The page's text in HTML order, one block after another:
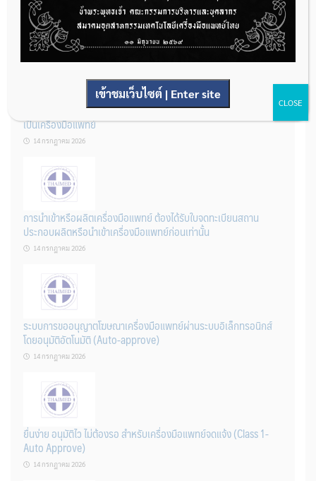
การโฆษณาเครื่องมือแพทย์แบบใดที่ได้รับการยกเว้นไม่ต้องขออนุญาต
14 กรกฎาคม 2026
รู้หรือไม่? ผลิตภัณฑ์ชุดตรวจสําหรับตรวจสอบการปนเปื้อนแบบใดจัด
เป็นเครื่องมือแพทย์
14 กรกฎาคม 2026
การนำเข้าหรือผลิตเครื่องมือแพทย์ ต้องได้รับใบจดทะเบียนสถาน
ประกอบผลิตหรือนำเข้าเครื่องมือแพทย์ก่อนเท่านั้น
14 กรกฎาคม 2026
ระบบการขออนุญาตโฆษณาเครื่องมือแพทย์ผ่านระบบอิเล็กทรอนิกส์
โดยอนุมัติอัตโนมัติ (Auto-approve)
14 กรกฎาคม 2026
ยื่นง่าย อนุมัติไว ไม่ต้องรอ สำหรับเครื่องมือแพทย์จดแจ้ง (Class 1-
Auto Approve)
14 กรกฎาคม 2026
เข้าชมเว็บไซต์ | Enter site
CLOSE